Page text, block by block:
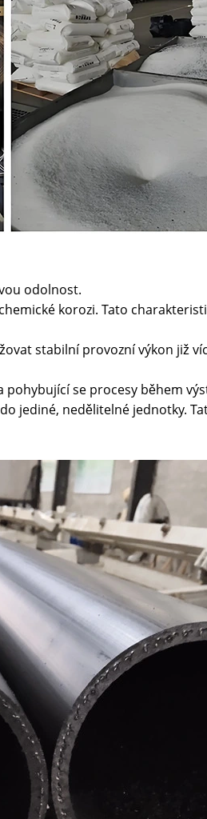
odolnost.
korozi. Tato
stabilní provozní výkon již
se procesy během
jediné, nedělitelné jednotky.